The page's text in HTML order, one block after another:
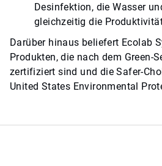
Desinfektion, die Wasser
gleichzeitig die
Darüber hinaus beliefert Ecolab
Produkten, die nach dem Green-
zertifiziert sind und die Safer-
United States Environmental